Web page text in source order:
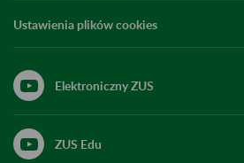
Ustawienia plików cookies
Elektroniczny ZUS
ZUS Edu